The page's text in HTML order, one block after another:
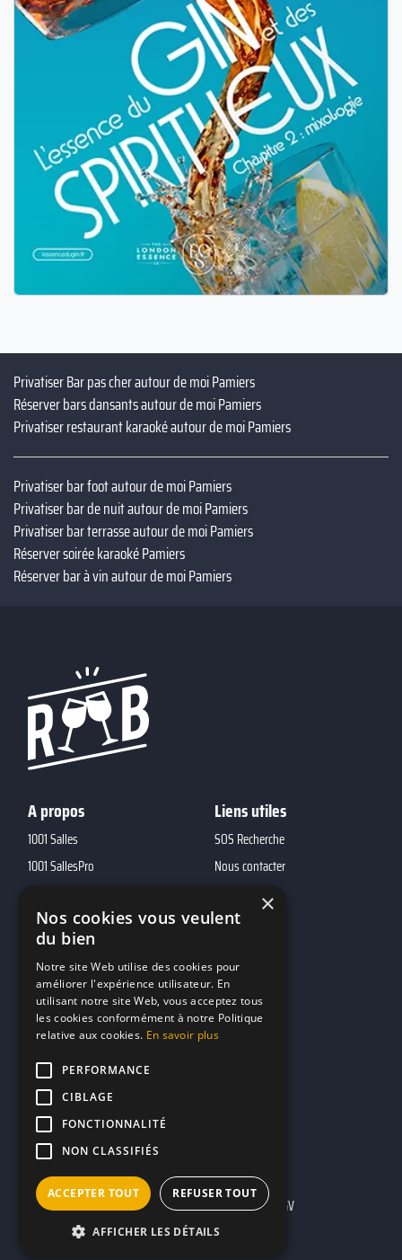
Privatiser Bar pas cher autour de moi Pamiers
Réserver bars dansants autour de moi Pamiers
Privatiser restaurant karaoké autour de moi Pamiers
Privatiser bar foot autour de moi Pamiers
Privatiser bar de nuit autour de moi Pamiers
Privatiser bar terrasse autour de moi Pamiers
Réserver soirée karaoké Pamiers
Réserver bar à vin autour de moi Pamiers
A propos
1001 Salles
1001 SallesPro
1001 DJ
10h01
MP2
Liens utiles
SOS Recherche
Nous contacter
Contacts
11 rue Maurice Grandcoing
94200 Ivry-sur-Seine
Mentions légales CGU CGV
×
Nos cookies vous veulent
du bien
Notre site Web utilise des cookies pour
améliorer l'expérience utilisateur. En
utilisant notre site Web, vous acceptez tous
les cookies conformément à notre Politique
relative aux cookies. En savoir plus
PERFORMANCE
CIBLAGE
FONCTIONNALITÉ
NON CLASSIFIÉS
ACCEPTER TOUT REFUSER TOUT
AFFICHER LES DÉTAILS